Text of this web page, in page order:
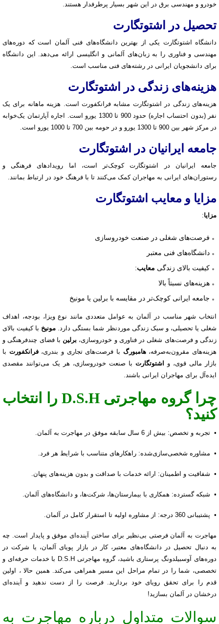
خودرو و مهندسی برق در این شهر بسیار پرطرفدار هستند.
تحصیل در اشتوتگارت
دانشگاه اشتوتگارت یکی از بهترین دانشگاه‌های فنی آلمان است که دوره‌های
مهندسی و فناوری را به زبان‌های آلمانی و انگلیسی ارائه می‌دهد. این دانشگاه
برای دانشجویان ایرانی در رشته‌های فنی مناسب است.
هزینه‌های زندگی در اشتوتگارت
هزینه‌های زندگی در اشتوتگارت مشابه فرانکفورت است. هزینه ماهانه برای یک
نفر (بدون احتساب اجاره) حدود 900 تا 1300 یورو است. اجاره آپارتمان یک‌خوابه
در مرکز شهر بین 900 تا 1300 یورو و در حومه بین 700 تا 1000 یورو است.
جامعه ایرانیان در اشتوتگارت
جامعه ایرانیان در اشتوتگارت کوچک‌تر است، اما رویدادهای فرهنگی و
رستوران‌های ایرانی به مهاجران کمک می‌کنند تا با فرهنگ خود در ارتباط بمانند.
مزایا و معایب اشتوتگارت
مزایا:
فرصت‌های شغلی در صنعت خودروسازی
دانشگاه‌های فنی معتبر
کیفیت بالای زندگی معایب:
هزینه‌های نسبتاً بالا
جامعه ایرانی کوچک‌تر در مقایسه با برلین یا مونیخ
انتخاب شهر مناسب در آلمان به عوامل متعددی مانند نوع ویزا، بودجه، اهداف
شغلی یا تحصیلی، و سبک زندگی موردنظر شما بستگی دارد. مونیخ با کیفیت بالای
زندگی و فرصت‌های شغلی در فناوری و خودروسازی، برلین با فضای چندفرهنگی و
هزینه‌های مقرون‌به‌صرفه،هامبورگ با فرصت‌های تجاری و بندری،فرانکفورت با
بازار مالی قوی، و
اشتوتگارت با صنعت خودروسازی، هر یک می‌توانند مقصدی
ایده‌آل برای مهاجران ایرانی باشند.
چرا گروه مهاجرتی D.S.H را انتخاب
کنید؟
• تجربه و تخصص: بیش از 6 سال سابقه موفق در مهاجرت به آلمان.
• مشاوره شخصی‌سازی‌شده: راهکارهای متناسب با شرایط هر فرد.
• شفافیت و اطمینان: ارائه خدمات با صداقت و بدون هزینه‌های پنهان.
• شبکه گسترده: همکاری با بیمارستان‌ها، شرکت‌ها، و دانشگاه‌های آلمان.
• پشتیبانی 360 درجه: از مشاوره اولیه تا استقرار کامل در آلمان.
مهاجرت به آلمان فرصتی بی‌نظیر برای ساختن آینده‌ای موفق و پایدار است. چه
به دنبال تحصیل در دانشگاه‌های معتبر، کار در بازار پویای آلمان، یا شرکت در
دوره‌های آوسبیلدونگ پرستاری باشید، گروه مهاجرتی D.S.H با خدمات حرفه‌ای و
تخصصی، شما را در تمام مراحل این مسیر همراهی می‌کند. همین حالا ، اولین
قدم را برای تحقق رویای خود بردارید. فرصت را از دست ندهید و آینده‌ای
درخشان در آلمان بسازید!
سوالات متداول درباره مهاجرت به